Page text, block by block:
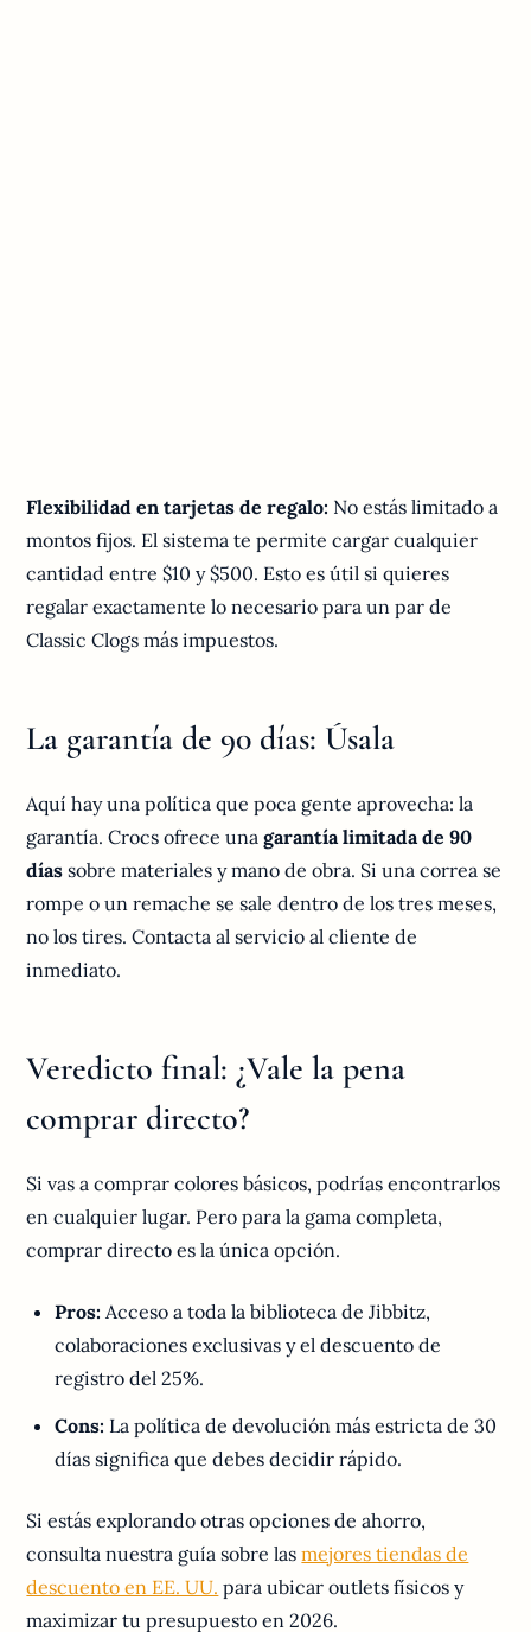
Flexibilidad en tarjetas de regalo: No estás limitado a
montos fijos. El sistema te permite cargar cualquier
cantidad entre $10 y $500. Esto es útil si quieres
regalar exactamente lo necesario para un par de
Classic Clogs más impuestos.
La garantía de 90 días: Úsala
Aquí hay una política que poca gente aprovecha: la
garantía. Crocs ofrece unagarantía limitada de 90
días sobre materiales y mano de obra. Si una correa se
rompe o un remache se sale dentro de los tres meses,
no los tires. Contacta al servicio al cliente de
inmediato.
Veredicto final: ¿Vale la pena
comprar directo?
Si vas a comprar colores básicos, podrías encontrarlos
en cualquier lugar. Pero para la gama completa,
comprar directo es la única opción.
Pros: Acceso a toda la biblioteca de Jibbitz,
colaboraciones exclusivas y el descuento de
registro del 25%.
Cons: La política de devolución más estricta de 30
días significa que debes decidir rápido.
Si estás explorando otras opciones de ahorro,
consulta nuestra guía sobre lasmejores tiendas de
descuento en EE. UU. para ubicar outlets físicos y
maximizar tu presupuesto en 2026.